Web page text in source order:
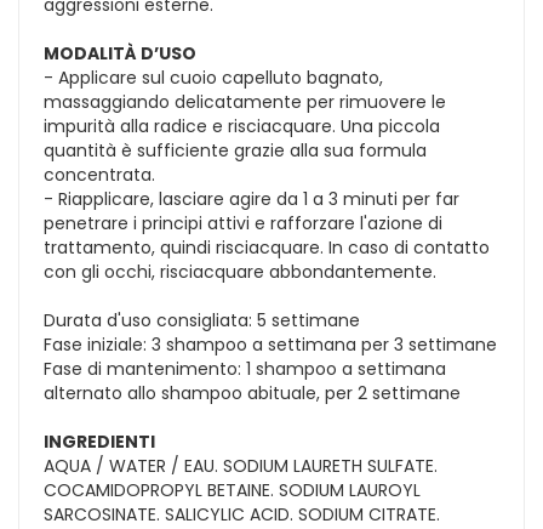
MODALITÀ D’USO
- Applicare sul cuoio capelluto bagnato,
massaggiando delicatamente per rimuovere le
impurità alla radice e risciacquare. Una piccola
quantità è sufficiente grazie alla sua formula
concentrata.
- Riapplicare, lasciare agire da 1 a 3 minuti per far
penetrare i principi attivi e rafforzare l'azione di
trattamento, quindi risciacquare. In caso di contatto
con gli occhi, risciacquare abbondantemente.
Durata d'uso consigliata: 5 settimane
Fase iniziale: 3 shampoo a settimana per 3 settimane
Fase di mantenimento: 1 shampoo a settimana
alternato allo shampoo abituale, per 2 settimane
INGREDIENTI
AQUA / WATER / EAU. SODIUM LAURETH SULFATE.
COCAMIDOPROPYL BETAINE. SODIUM LAUROYL
SARCOSINATE. SALICYLIC ACID. SODIUM CITRATE.